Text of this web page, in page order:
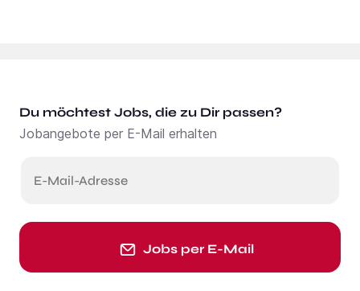
Du möchtest Jobs, die zu Dir passen?
Jobangebote per E-Mail erhalten
E-Mail-Adresse
Jobs per E-Mail